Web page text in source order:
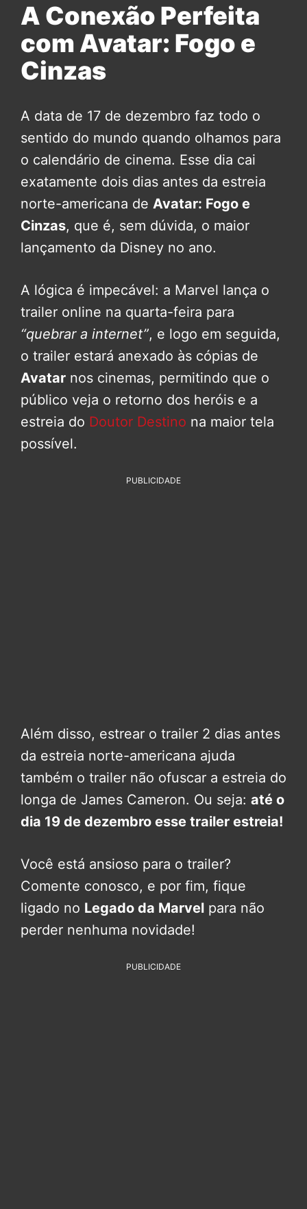
A Conexão Perfeita
com Avatar: Fogo e
Cinzas
A data de 17 de dezembro faz todo o
sentido do mundo quando olhamos para
o calendário de cinema. Esse dia cai
exatamente dois dias antes da estreia
norte-americana de Avatar: Fogo e
Cinzas, que é, sem dúvida, o maior
lançamento da Disney no ano.
A lógica é impecável: a Marvel lança o
trailer online na quarta-feira para
“quebrar a internet”, e logo em seguida,
o trailer estará anexado às cópias de
Avatar nos cinemas, permitindo que o
público veja o retorno dos heróis e a
estreia do Doutor Destino na maior tela
possível.
PUBLICIDADE
Além disso, estrear o trailer 2 dias antes
da estreia norte-americana ajuda
também o trailer não ofuscar a estreia do
longa de James Cameron. Ou seja: até o
dia 19 de dezembro esse trailer estreia!
Você está ansioso para o trailer?
Comente conosco, e por fim, fique
ligado no Legado da Marvel para não
perder nenhuma novidade!
PUBLICIDADE